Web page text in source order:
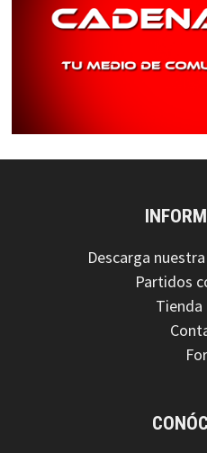
Descarga
Partidos
Tienda